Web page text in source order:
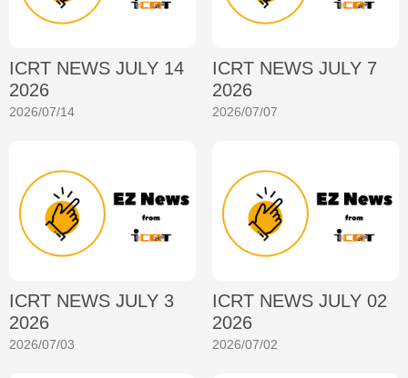
ICRT NEWS JULY 14
2026
2026/07/14
ICRT NEWS JULY 7
2026
2026/07/07
ICRT NEWS JULY 3
2026
2026/07/03
ICRT NEWS JULY 02
2026
2026/07/02